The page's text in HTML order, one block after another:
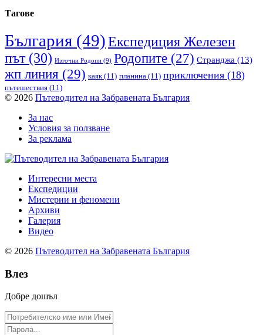
Тагове
България (49)Експедиция Железен
път(30) Източни Родопи (9) Родопите (27) Странджа (13)
жп линия (29) каяк(11) планина (11) приключения (18)
пътешествия (11)
© 2026 Пътеводител на Забравената България
За нас
Условия за ползване
За реклама
Интересни места
Експедиции
Мистерии и феномени
Архиви
Галерия
Видео
© 2026 Пътеводител на Забравената България
Влез
Добре дошъл